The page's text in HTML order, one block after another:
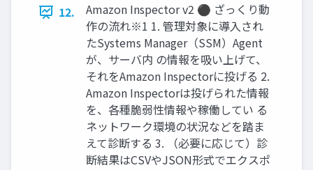
12.
Amazon Inspector v2 ⚫ ざっくり動
作の流れ※1 1. 管理対象に導入され
たSystems Manager（SSM）Agent
が、サーバ内 の情報を吸い上げて、
それをAmazon Inspectorに投げる 2.
Amazon Inspectorは投げられた情報
を、各種脆弱性情報や稼働してい る
ネットワーク環境の状況などを踏ま
えて診断する 3. （必要に応じて）診
断結果はCSVやJSON形式でエクスポ